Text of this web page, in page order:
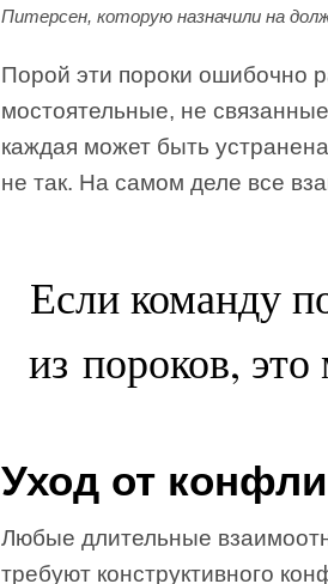
Питерсен, которую назначили на
Порой эти пороки ошибочно
мостоятельные, не
каждая может быть
не так. На самом деле все
Если команду
из пороков,
Уход от
Любые длительные
требуют конструктивного